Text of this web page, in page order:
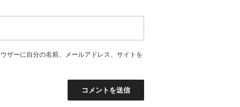
ザーに自分の名前、メールアドレス、サイトを